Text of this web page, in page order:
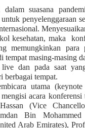
dalam suasana
penyelenggaraan
kesehatan, maka
memungkinkan para
tempat masing-masing
live dan pada saat
berbagai tempat.
utama (keynote
acara konferensi
(Vice
Bin
Arab Emirates),